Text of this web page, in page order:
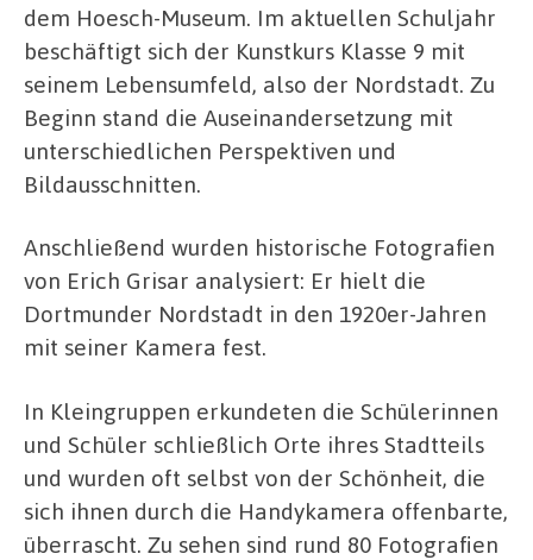
dem Hoesch-Museum. Im aktuellen Schuljahr
beschäftigt sich der Kunstkurs Klasse 9 mit
seinem Lebensumfeld, also der Nordstadt. Zu
Beginn stand die Auseinandersetzung mit
unterschiedlichen Perspektiven und
Bildausschnitten.
Anschließend wurden historische Fotografien
von Erich Grisar analysiert: Er hielt die
Dortmunder Nordstadt in den 1920er-Jahren
mit seiner Kamera fest.
In Kleingruppen erkundeten die Schülerinnen
und Schüler schließlich Orte ihres Stadtteils
und wurden oft selbst von der Schönheit, die
sich ihnen durch die Handykamera offenbarte,
überrascht. Zu sehen sind rund 80 Fotografien